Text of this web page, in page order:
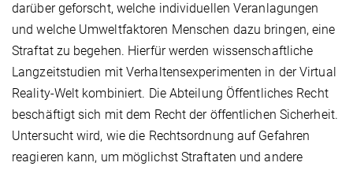
darüber geforscht, welche individuellen Veranlagungen
und welche Umweltfaktoren Menschen dazu bringen, eine
Straftat zu begehen. Hierfür werden wissenschaftliche
Langzeitstudien mit Verhaltensexperimenten in der Virtual
Reality-Welt kombiniert. Die Abteilung Öffentliches Recht
beschäftigt sich mit dem Recht der öffentlichen Sicherheit.
Untersucht wird, wie die Rechtsordnung auf Gefahren
reagieren kann, um möglichst Straftaten und andere